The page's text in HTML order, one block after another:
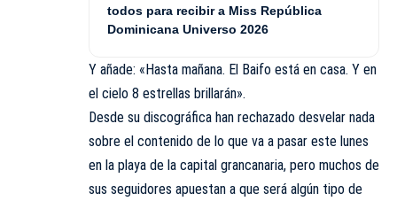
todos para recibir a Miss República
Dominicana Universo 2026
Y añade: «Hasta mañana. El Baifo está en casa. Y en
el cielo 8 estrellas brillarán».
Desde su discográfica han rechazado desvelar nada
sobre el contenido de lo que va a pasar este lunes
en la playa de la capital grancanaria, pero muchos de
sus seguidores apuestan a que será algún tipo de